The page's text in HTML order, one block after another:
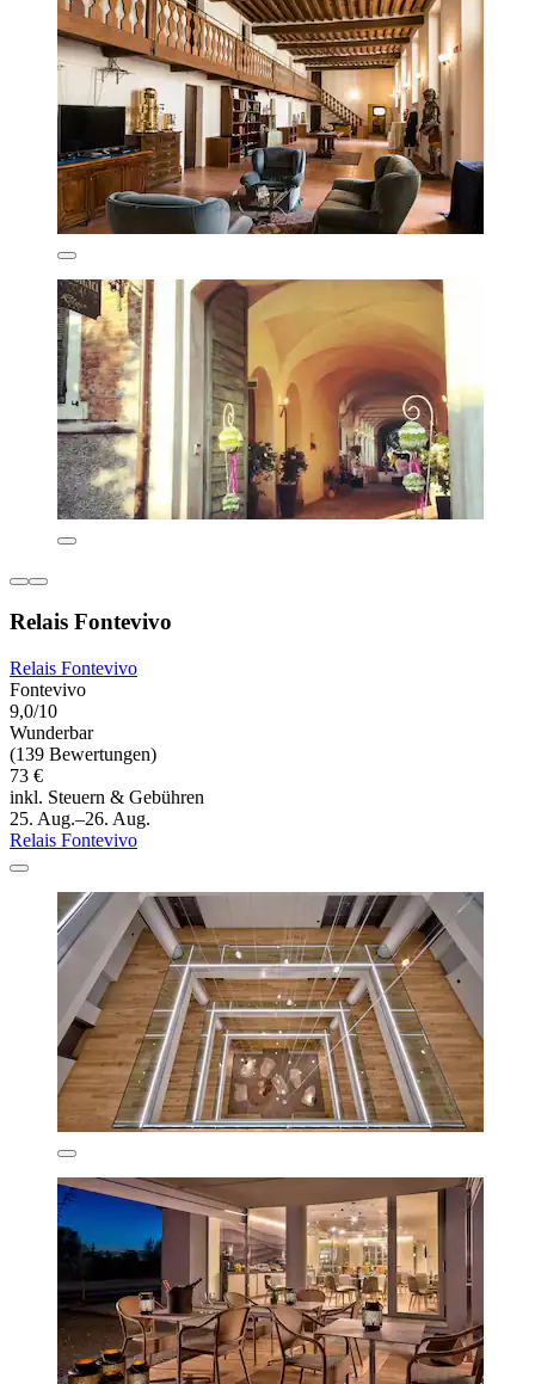
Relais Fontevivo
Relais Fontevivo
Fontevivo
9,0/10
Wunderbar
(139 Bewertungen)
73 €
inkl. Steuern & Gebühren
25. Aug.–26. Aug.
Relais Fontevivo